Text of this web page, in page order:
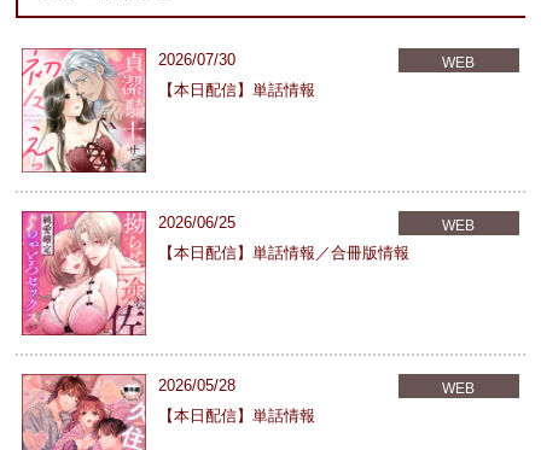
WEB
2026/07/30
【本日配信】単話情報
WEB
2026/06/25
【本日配信】単話情報／合冊版情報
WEB
2026/05/28
【本日配信】単話情報